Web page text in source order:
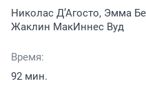
Николас Д’Агосто, Эмма
Жаклин МакИннес Вуд
Время:
92 мин.